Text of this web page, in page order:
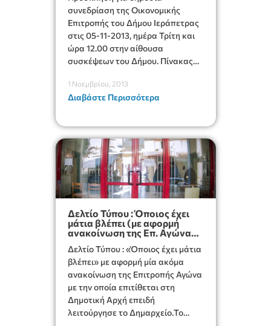
συνεδρίαση της Οικονομικής
Επιτροπής του Δήμου Ιεράπετρας
στις 05-11-2013, ημέρα Τρίτη και
ώρα 12.00 στην αίθουσα
συσκέψεων του Δήμου. Πίνακας
ημερήσιας διάταξης.
1 Νοεμβρίου, 2013
Διαβάστε Περισσότερα
Δελτίο Τύπου : Όποιος έχει
μάτια βλέπει (με αφορμή
ανακοίνωση της Επ. Αγώνα
Δελτίο Τύπου : «Όποιος έχει μάτια
βλέπει» με αφορμή μία ακόμα
ανακοίνωση της Επιτροπής Αγώνα
με την οποία επιτίθεται στη
Δημοτική Αρχή επειδή
λειτούργησε το Δημαρχείο.Το